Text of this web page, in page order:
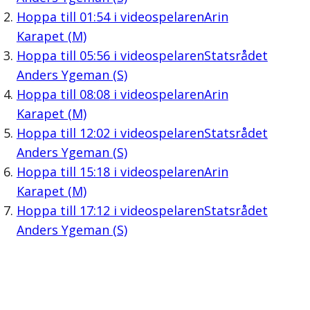
Hoppa till 01:54i videospelarenArin
Karapet (M)
Hoppa till 05:56i videospelarenStatsrådet
Anders Ygeman (S)
Hoppa till 08:08i videospelarenArin
Karapet (M)
Hoppa till 12:02 i videospelarenStatsrådet
Anders Ygeman (S)
Hoppa till 15:18i videospelarenArin
Karapet (M)
Hoppa till 17:12 i videospelarenStatsrådet
Anders Ygeman (S)